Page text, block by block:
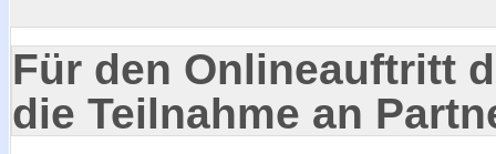
Für den Onlineauftritt
die Teilnahme an